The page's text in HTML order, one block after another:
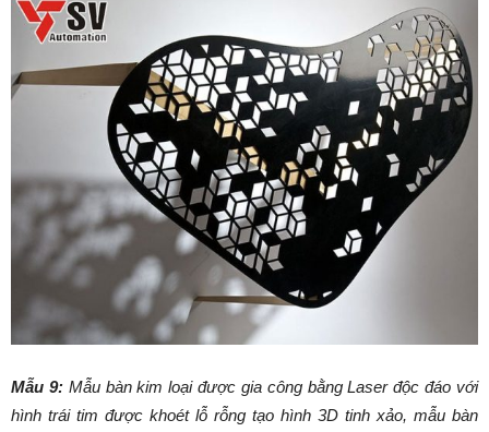
Mẫu 9: Mẫu bàn kim loại được gia công bằng Laser độc đáo với
hình trái tim được khoét lỗ rỗng tạo hình 3D tinh xảo, mẫu bàn